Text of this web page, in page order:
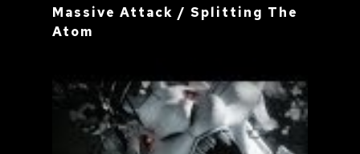
Massive Attack / Splitting The
Atom